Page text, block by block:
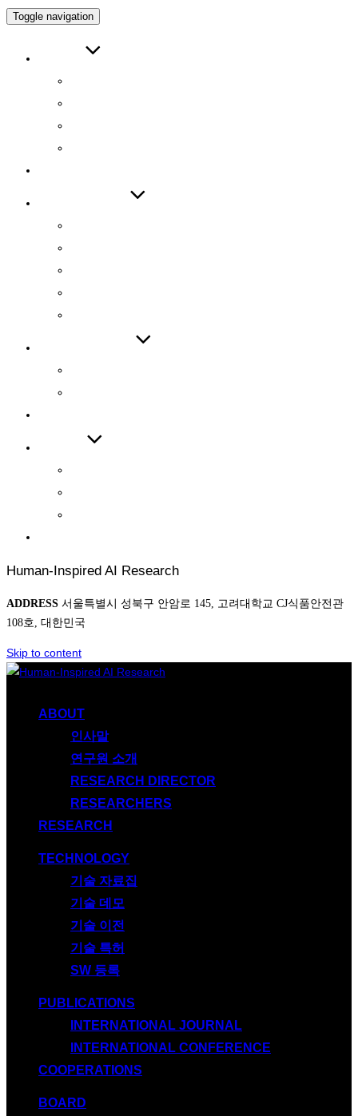
Toggle navigation
Human-Inspired AI Research
ADDRESS 서울특별시 성북구 안암로 145, 고려대학교 CJ식품안전관
108호, 대한민국
Skip to content
ABOUT
인사말
연구원 소개
RESEARCH DIRECTOR
RESEARCHERS
RESEARCH
TECHNOLOGY
기술 자료집
기술 데모
기술 이전
기술 특허
SW 등록
PUBLICATIONS
INTERNATIONAL JOURNAL
INTERNATIONAL CONFERENCE
COOPERATIONS
BOARD